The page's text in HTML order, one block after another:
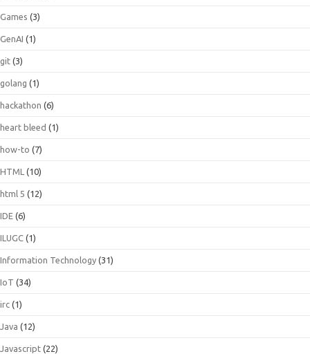
Games (3)
GenAI (1)
git (3)
golang (1)
hackathon (6)
heart bleed (1)
how-to (7)
HTML (10)
html 5 (12)
IDE (6)
ILUGC (1)
Information Technology (31)
IoT (34)
irc (1)
Java (12)
Javascript (22)